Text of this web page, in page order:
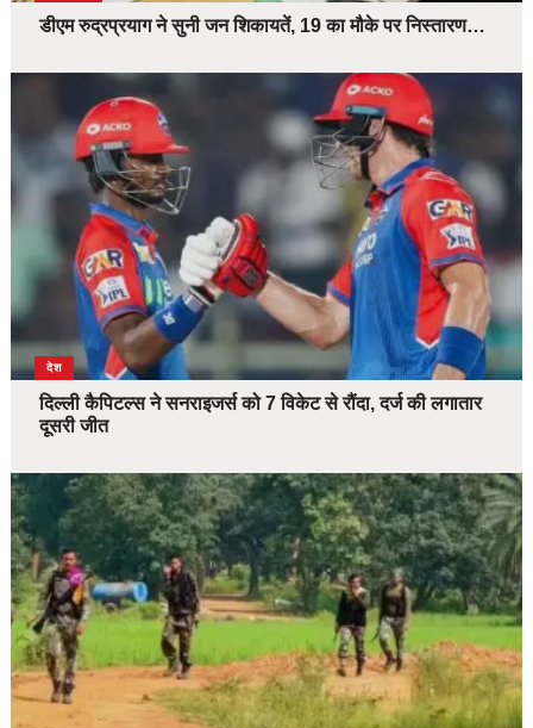
डीएम रुद्रप्रयाग ने सुनी जन शिकायतें, 19 का मौके पर निस्तारण…
देश
दिल्ली कैपिटल्स ने सनराइजर्स को 7 विकेट से रौंदा, दर्ज की लगातार
दूसरी जीत